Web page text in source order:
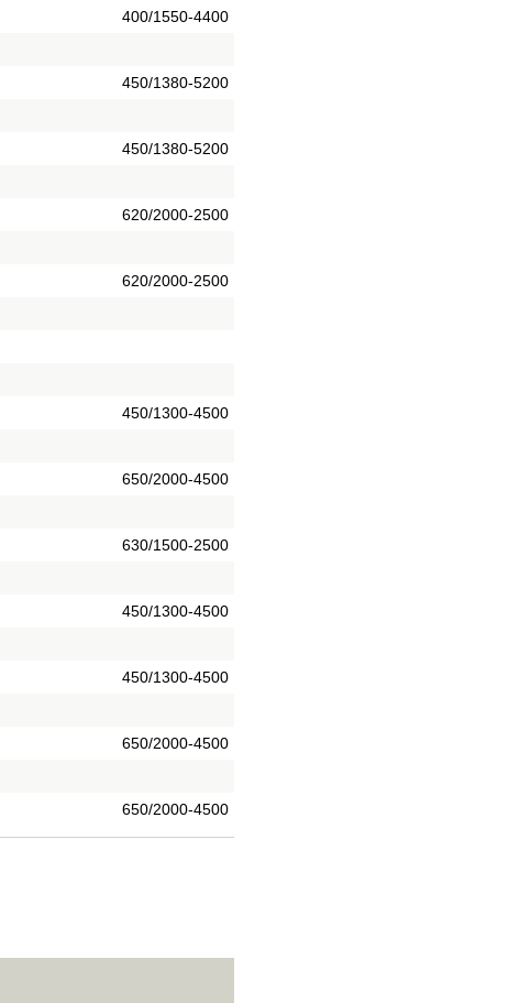
400/1550-4400
450/1380-5200
450/1380-5200
620/2000-2500
620/2000-2500
450/1300-4500
650/2000-4500
630/1500-2500
450/1300-4500
450/1300-4500
650/2000-4500
650/2000-4500